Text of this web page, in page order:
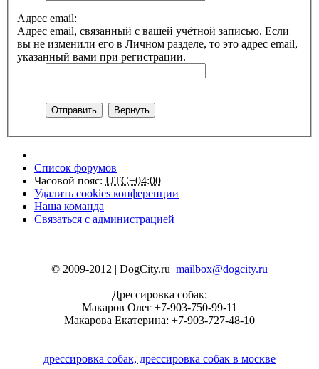
Адрес email:
Адрес email, связанный с вашей учётной записью. Если
вы не изменили его в Личном разделе, то это адрес email,
указанный вами при регистрации.
Список форумов
Часовой пояс: UTC+04:00
Удалить cookies конференции
Наша команда
Связаться с администрацией
© 2009-2012 | DogCity.ru mailbox@dogcity.ru
Дрессировка собак:
Макаров Олег +7-903-750-99-11
Макарова Екатерина: +7-903-727-48-10
дрессировка собак, дрессировка собак в москве